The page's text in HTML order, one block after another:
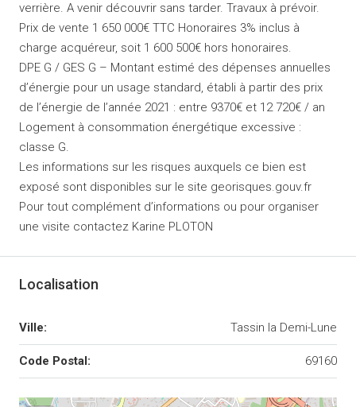
verrière. A venir découvrir sans tarder. Travaux à prévoir.
Prix de vente 1 650 000€ TTC Honoraires 3% inclus à
charge acquéreur, soit 1 600 500€ hors honoraires.
DPE G / GES G – Montant estimé des dépenses annuelles
d’énergie pour un usage standard, établi à partir des prix
de l’énergie de l’année 2021 : entre 9370€ et 12 720€ / an
Logement à consommation énergétique excessive :
classe G.
Les informations sur les risques auxquels ce bien est
exposé sont disponibles sur le site georisques.gouv.fr
Pour tout complément d’informations ou pour organiser
une visite contactez Karine PLOTON
Localisation
Ville: Tassin la Demi-Lune
Code Postal: 69160